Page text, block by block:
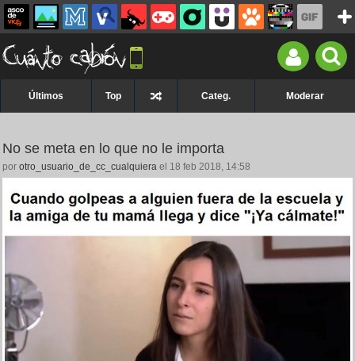
Últimos Top Categ. Moderar
No se meta en lo que no le importa
por otro_usuario_de_cc_cualquiera el 18 feb 2018, 14:58